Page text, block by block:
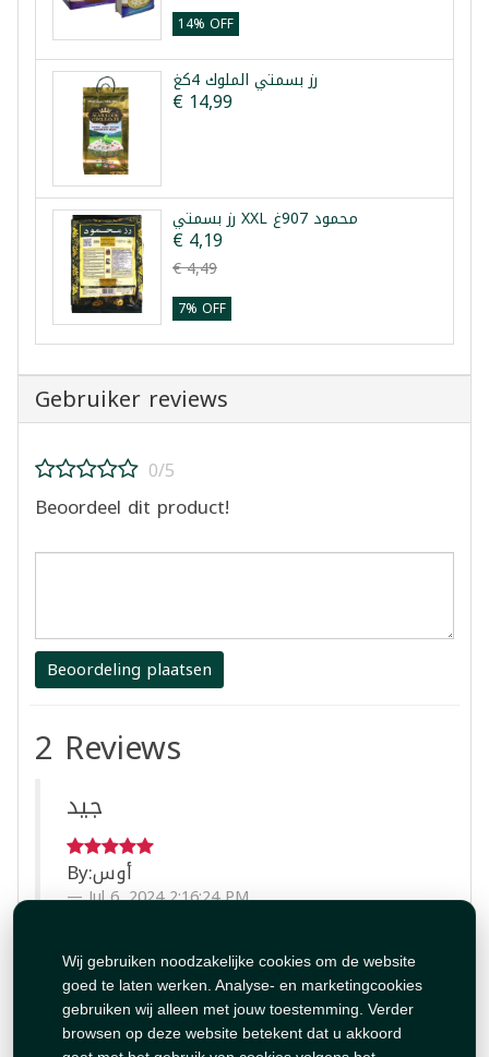
Wij gebruiken noodzakelijke cookies om de website
goed te laten werken. Analyse- en marketingcookies
gebruiken wij alleen met jouw toestemming. Verder
browsen op deze website betekent dat u akkoord
14% OFF
رز بسمتي الملوك 4كغ
€ 14,99
رز بسمتي XXL محمود 907غ
€ 4,19
€ 4,49
7% OFF
Gebruiker reviews
0/5
Beoordeel dit product!
Beoordeling plaatsen
2 Reviews
جيد
By:أوس
Jul 6, 2024 2:16:24 PM
ممتاز
By:عصام